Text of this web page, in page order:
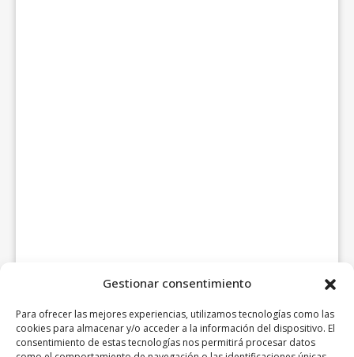
Gestionar consentimiento
Para ofrecer las mejores experiencias, utilizamos tecnologías como las
cookies para almacenar y/o acceder a la información del dispositivo. El
consentimiento de estas tecnologías nos permitirá procesar datos